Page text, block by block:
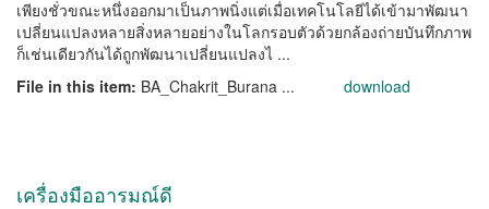
เพียงชั่วขณะหนึ่งออกมาเป็นภาพนิ่งแต่เมื่อเทคโนโลยีได้เข้ามาพัฒนา
เปลี่ยนแปลงหลายสิ่งหลายอย่างในโลกรอบตัวด้วยกล้องถ่ายบันทึกภาพ
ก็เช่นเดียวกันได้ถูกพัฒนาเปลี่ยนแปลงไ ...
File in this item: BA_Chakrit_Burana ... download
เครื่องมืออารมณ์ดี